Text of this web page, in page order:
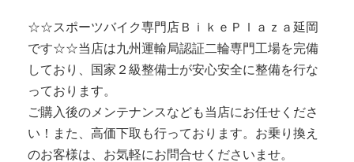
☆☆スポーツバイク専門店ＢｉｋｅＰｌａｚａ延岡
です☆☆当店は九州運輸局認証二輪専門工場を完備
しており、国家２級整備士が安心安全に整備を行な
っております。
ご購入後のメンテナンスなども当店にお任せくださ
い！また、高価下取も行っております。お乗り換え
のお客様は、お気軽にお問合せくださいませ。